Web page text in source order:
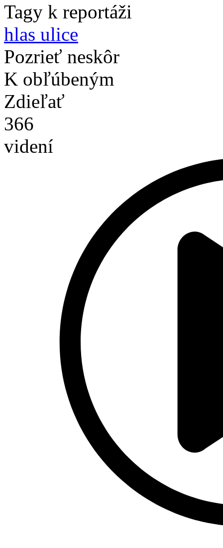
Tagy k reportáži
hlas ulice
Pozrieť neskôr
K obľúbeným
Zdieľať
366
videní